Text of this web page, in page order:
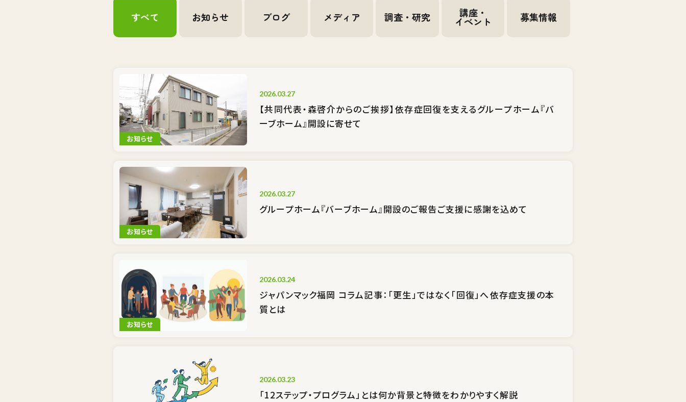
すべて お知らせ ブログ メディア 調査・研究 講座・
イベント 募集情報
お知らせ
2026.03.27
【共同代表・森啓介からのご挨拶】依存症回復を支えるグループホーム『バ
ーブホーム』開設に寄せて
お知らせ
2026.03.27
グループホーム『バーブホーム』開設のご報告――ご支援に感謝を込めて
お知らせ
2026.03.24
ジャパンマック福岡 コラム記事：「更生」ではなく「回復」へ――依存症支援の本
質とは
2026.03.23
「12ステップ・プログラム」とは何か――背景と特徴をわかりやすく解説